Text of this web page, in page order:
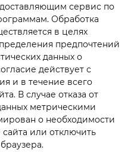
сервис по
Обработка
в целях
предпочтений
данных о
действует с
и в течение всего
В случае отказа от
метрическими
о необходимости
или отключить